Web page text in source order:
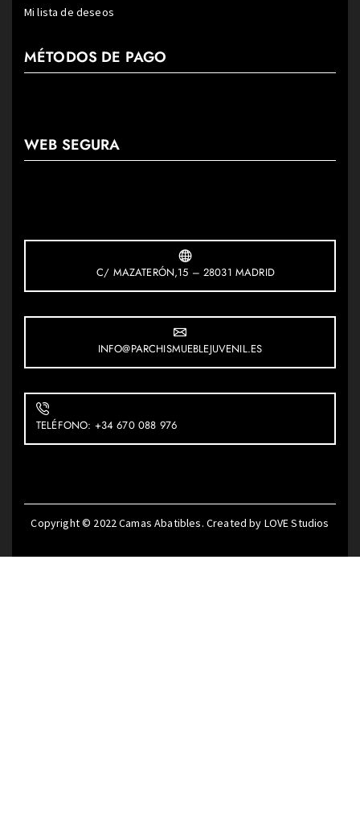
Mi lista de deseos
MÉTODOS DE PAGO
WEB SEGURA
C/ MAZATERÓN,15 – 28031 MADRID
INFO@PARCHISMUEBLEJUVENIL.ES
TELÉFONO: +34 670 088 976
Copyright © 2022Camas Abatibles. Created by LOVE Studios